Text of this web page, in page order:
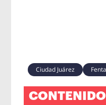
Ciudad Juárez
CONTENIDO